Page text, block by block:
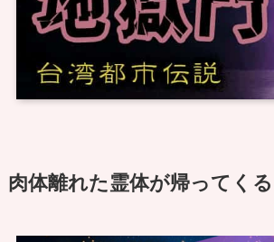
肉体離れた霊体が帰ってく